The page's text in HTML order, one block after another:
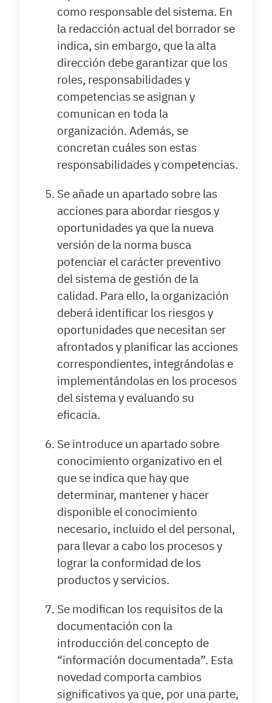
como responsable del sistema. En
la redacción actual del borrador se
indica, sin embargo, que la alta
dirección debe garantizar que los
roles, responsabilidades y
competencias se asignan y
comunican en toda la
organización. Además, se
concretan cuáles son estas
responsabilidades y competencias.
Se añade un apartado sobre las
acciones para abordar riesgos y
oportunidades ya que la nueva
versión de la norma busca
potenciar el carácter preventivo
del sistema de gestión de la
calidad. Para ello, la organización
deberá identificar los riesgos y
oportunidades que necesitan ser
afrontados y planificar las acciones
correspondientes, integrándolas e
implementándolas en los procesos
del sistema y evaluando su
eficacia.
Se introduce un apartado sobre
conocimiento organizativo en el
que se indica que hay que
determinar, mantener y hacer
disponible el conocimiento
necesario, incluido el del personal,
para llevar a cabo los procesos y
lograr la conformidad de los
productos y servicios.
Se modifican los requisitos de la
documentación con la
introducción del concepto de
“información documentada”. Esta
novedad comporta cambios
significativos ya que, por una parte,